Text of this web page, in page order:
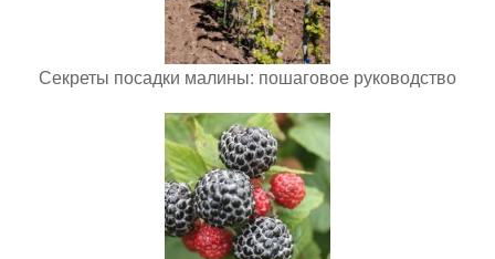
Секреты посадки малины: пошаговое руководство